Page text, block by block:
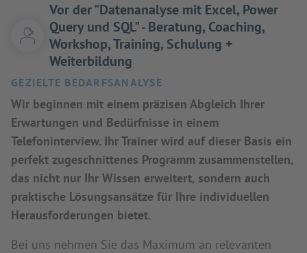
Vor der "Datenanalyse mit Excel, Power
Query und SQL" - Beratung, Coaching,
Workshop, Training, Schulung +
Weiterbildung
GEZIELTE BEDARFSANALYSE
Wir beginnen mit einem präzisen Abgleich Ihrer
Erwartungen und Bedürfnisse in einem
Telefoninterview. Ihr Trainer wird auf dieser Basis ein
perfekt zugeschnittenes Programm zusammenstellen,
das nicht nur Ihr Wissen erweitert, sondern auch
praktische Lösungsansätze für Ihre individuellen
Herausforderungen bietet.
Bei uns nehmen Sie das Maximum an relevanten